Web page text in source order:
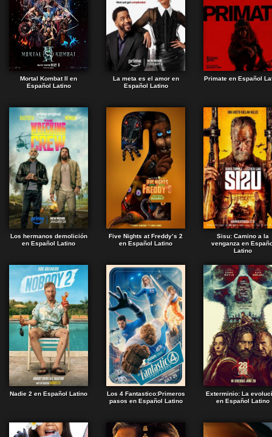
Mortal Kombat II en
Español Latino
La meta es el amor en
Español Latino
Primate en Español
Los hermanos demolición
en Español Latino
Five Nights at Freddy’s 2
en Español Latino
Sisu: Camino a la
venganza en
Latino
Nadie 2 en Español Latino
Los 4 Fantastico:Primeros
pasos en Español Latino
Exterminio: La
en Español Latino